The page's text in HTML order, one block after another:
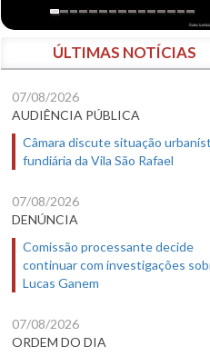
ÚLTIMAS NOTÍCIAS
07/08/2026
AUDIÊNCIA PÚBLICA
Câmara discute situação
fundiária da Vila São Rafael
07/08/2026
DENÚNCIA
Comissão processante decide
continuar com investigações
Lucas Ganem
07/08/2026
ORDEM DO DIA